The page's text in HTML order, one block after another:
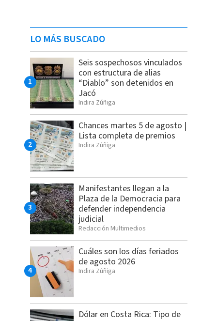
LO MÁS BUSCADO
Seis sospechosos vinculados
con estructura de alias
“Diablo” son detenidos en
Jacó
Indira Zúñiga
Chances martes 5 de agosto |
Lista completa de premios
Indira Zúñiga
Manifestantes llegan a la
Plaza de la Democracia para
defender independencia
judicial
Redacción Multimedios
Cuáles son los días feriados
de agosto 2026
Indira Zúñiga
Dólar en Costa Rica: Tipo de